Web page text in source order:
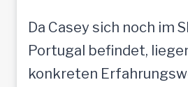
Da Casey sich noch im
Portugal befindet,
konkreten